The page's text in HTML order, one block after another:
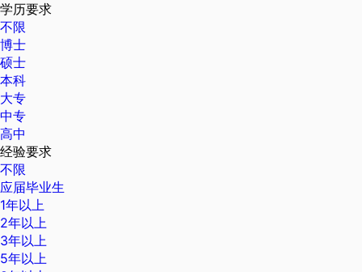
学历要求
不限
博士
硕士
本科
大专
中专
高中
经验要求
不限
应届毕业生
1年以上
2年以上
3年以上
5年以上